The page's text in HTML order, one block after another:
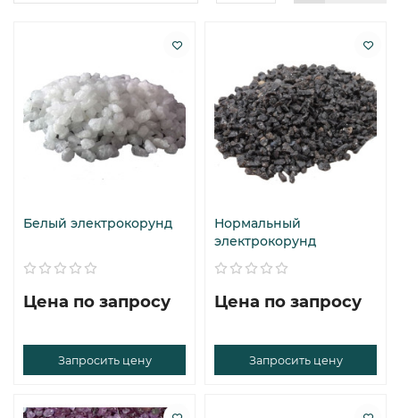
Белый электрокорунд
Цена по запросу
Запросить цену
Нормальный
электрокорунд
Цена по запросу
Запросить цену